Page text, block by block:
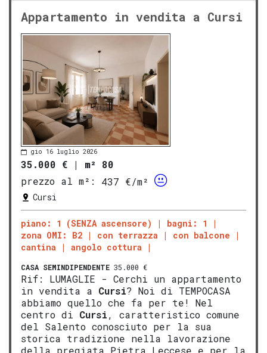
Appartamento in vendita a Cursi
gio 16 luglio 2026
35.000 € | m² 80
prezzo al m²:
437 €/m²
Cursi
piano: 1 (SENZA ascensore)
bagni: 1
zona OMI: B2
con terrazza
con balcone
cantina
angolo cottura
CASA SEMINDIPENDENTE 35.000 €
Rif: LUMAGLIE - Cerchi un appartamento
in vendita a Cursi? Noi di TEMPOCASA
abbiamo quello che fa per te! Nel
centro di Cursi, caratteristico comune
del Salento conosciuto per la sua
storica tradizione nella lavorazione
della pregiata Pietra Leccese e per la